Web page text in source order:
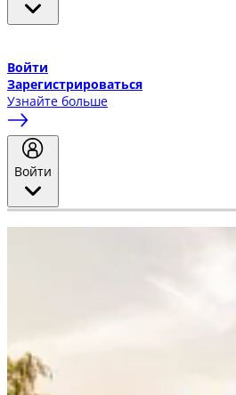
Войти
Зарегистрироваться
Узнайте больше
Войти